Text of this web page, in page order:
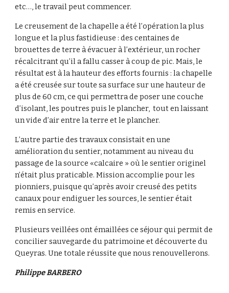
etc…, le travail peut commencer.
Le creusement de la chapelle a été l’opération la plus
longue et la plus fastidieuse : des centaines de
brouettes de terre à évacuer à l’extérieur, un rocher
récalcitrant qu’il a fallu casser à coup de pic. Mais, le
résultat est à la hauteur des efforts fournis : la chapelle
a été creusée sur toute sa surface sur une hauteur de
plus de 60 cm, ce qui permettra de poser une couche
d’isolant, les poutres puis le plancher,  tout en laissant
un vide d’air entre la terre et le plancher.
L’autre partie des travaux consistait en une
amélioration du sentier, notamment au niveau du
passage de la source «calcaire » où le sentier originel
n’était plus praticable. Mission accomplie pour les
pionniers, puisque qu’après avoir creusé des petits
canaux pour endiguer les sources, le sentier était
remis en service.
Plusieurs veillées ont émaillées ce séjour qui permit de
concilier sauvegarde du patrimoine et découverte du
Queyras. Une totale réussite que nous renouvellerons.
Philippe BARBERO